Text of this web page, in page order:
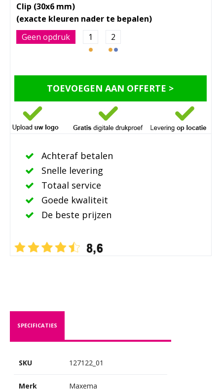
Clip (30x6 mm)
Geen opdruk 1 2
TOEVOEGEN AAN OFFERTE >
Achteraf betalen
Snelle levering
Totaal service
Goede kwaliteit
De beste prijzen
SPECIFICATIES
SKU 127122_01
Merk Maxema